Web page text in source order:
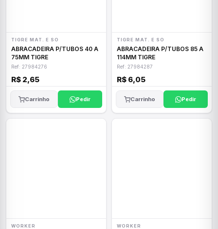
TIGRE MAT. E SO
ABRACADEIRA P/TUBOS 40 A
75MM TIGRE
Ref: 27984276
R$ 2,65
Carrinho Pedir
TIGRE MAT. E SO
ABRACADEIRA P/TUBOS 85 A
114MM TIGRE
Ref: 27984287
R$ 6,05
Carrinho Pedir
WORKER WORKER